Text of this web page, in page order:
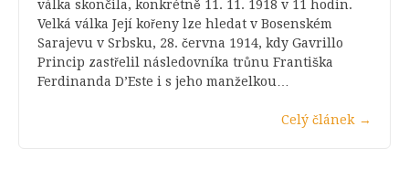
válka skončila, konkrétně 11. 11. 1918 v 11 hodin.
Velká válka Její kořeny lze hledat v Bosenském
Sarajevu v Srbsku, 28. června 1914, kdy Gavrillo
Princip zastřelil následovníka trůnu Františka
Ferdinanda D’Este i s jeho manželkou…
Celý článek →